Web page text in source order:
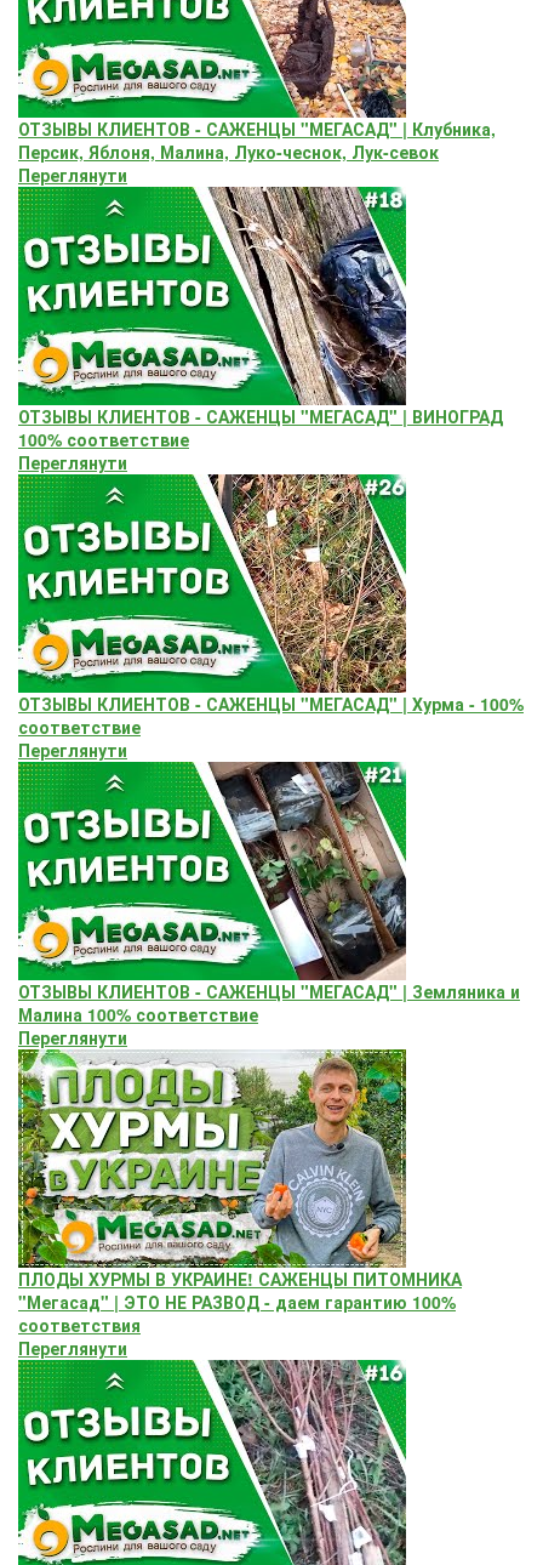
ОТЗЫВЫ КЛИЕНТОВ - САЖЕНЦЫ "МЕГАСАД" | Клубника,
Персик, Яблоня, Малина, Луко-чеснок, Лук-севок
Переглянути
ОТЗЫВЫ КЛИЕНТОВ - САЖЕНЦЫ "МЕГАСАД" | ВИНОГРАД
100% соответствие
Переглянути
ОТЗЫВЫ КЛИЕНТОВ - САЖЕНЦЫ "МЕГАСАД" | Хурма - 100%
соответствие
Переглянути
ОТЗЫВЫ КЛИЕНТОВ - САЖЕНЦЫ "МЕГАСАД" | Земляника и
Малина 100% соответствие
Переглянути
ПЛОДЫ ХУРМЫ В УКРАИНЕ! САЖЕНЦЫ ПИТОМНИКА
"Мегасад" | ЭТО НЕ РАЗВОД - даем гарантию 100%
соответствия
Переглянути